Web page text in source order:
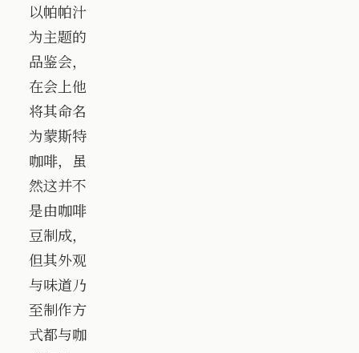
以帕帕汁
为主题的
品鉴会，
在会上他
将其命名
为蒙斯特
咖啡，虽
然这并不
是由咖啡
豆制成，
但其外观
与味道乃
至制作方
式都与咖